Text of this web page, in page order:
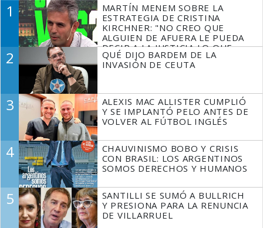
1
MARTÍN MENEM SOBRE LA
ESTRATEGIA DE CRISTINA
KIRCHNER: "NO CREO QUE
ALGUIEN DE AFUERA LE PUEDA
DECIR A LA JUSTICIA LO QUE
TIENE QUE HACER"
2
QUÉ DIJO BARDEM DE LA
INVASIÓN DE CEUTA
3
ALEXIS MAC ALLISTER CUMPLIÓ
Y SE IMPLANTÓ PELO ANTES DE
VOLVER AL FÚTBOL INGLÉS
4
CHAUVINISMO BOBO Y CRISIS
CON BRASIL: LOS ARGENTINOS
SOMOS DERECHOS Y HUMANOS
5
SANTILLI SE SUMÓ A BULLRICH
Y PRESIONA PARA LA RENUNCIA
DE VILLARRUEL